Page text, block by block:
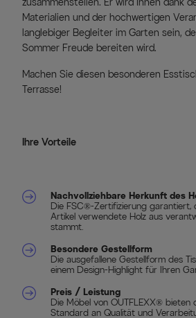
zusammenstellen. Er wird Ihnen dank
Materialien und der hochwertigen
langlebiger Begleiter im Garten sein,
Sommer Freude bereiten wird.
Machen Sie diesen besonderen
Terrasse!
Ihre Vorteile
Nachvollziehbare Herkunft des
Die FSC®-Zertifizierung garantiert,
Artikel verwendete Holz aus
stammt.
Besondere Gestellform
Die ausgefallene Gestellform des
einem Design-Highlight für Ihren
Preis / Leistung
Die Möbel von OUTFLEXX® bieten
Standard an Qualität und